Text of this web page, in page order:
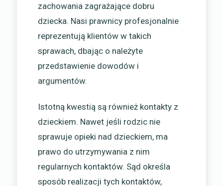
zachowania zagrażające dobru
dziecka. Nasi prawnicy profesjonalnie
reprezentują klientów w takich
sprawach, dbając o należyte
przedstawienie dowodów i
argumentów.
Istotną kwestią są również kontakty z
dzieckiem. Nawet jeśli rodzic nie
sprawuje opieki nad dzieckiem, ma
prawo do utrzymywania z nim
regularnych kontaktów. Sąd określa
sposób realizacji tych kontaktów,